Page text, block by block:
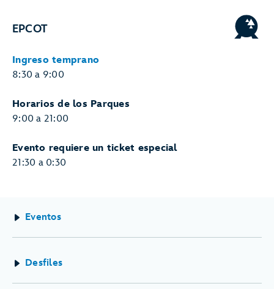
EPCOT
Ingreso temprano
8:30 a 9:00
Horarios de los Parques
9:00 a 21:00
Evento requiere un ticket especial
21:30 a 0:30
Eventos
Desfiles